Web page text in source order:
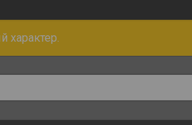
характер.